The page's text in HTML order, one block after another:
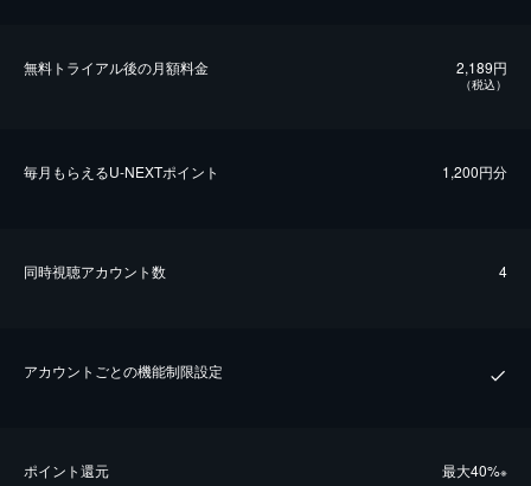
無料トライアル後の⽉額料金 2,189円
（税込）
毎⽉もらえるU-NEXTポイント 1,200円分
同時視聴アカウント数 4
アカウントごとの機能制限設定
ポイント還元 最⼤40%※